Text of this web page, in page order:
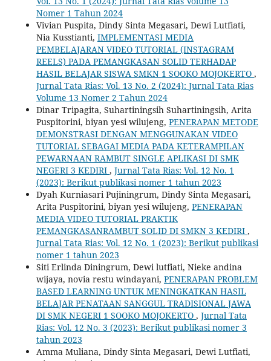
Nomer 1 Tahun 2024
Vivian Puspita, Dindy Sinta Megasari, Dewi Lutfiati,
Nia Kusstianti, IMPLEMENTASI MEDIA
PEMBELAJARAN VIDEO TUTORIAL (INSTAGRAM
REELS) PADA PEMANGKASAN SOLID TERHADAP
HASIL BELAJAR SISWA SMKN 1 SOOKO MOJOKERTO ,
Jurnal Tata Rias: Vol. 13 No. 2 (2024): Jurnal Tata Rias
Volume 13 Nomer 2 Tahun 2024
Dinar Tripagita, Suhartiningsih Suhartiningsih, Arita
Puspitorini, biyan yesi wilujeng, PENERAPAN METODE
DEMONSTRASI DENGAN MENGGUNAKAN VIDEO
TUTORIAL SEBAGAI MEDIA PADA KETERAMPILAN
PEWARNAAN RAMBUT SINGLE APLIKASI DI SMK
NEGERI 3 KEDIRI , Jurnal Tata Rias: Vol. 12 No. 1
(2023): Berikut publikasi nomer 1 tahun 2023
Dyah Kurniasari Pujiningrum, Dindy Sinta Megasari,
Arita Puspitorini, biyan yesi wilujeng, PENERAPAN
MEDIA VIDEO TUTORIAL PRAKTIK
PEMANGKASANRAMBUT SOLID DI SMKN 3 KEDIRI ,
Jurnal Tata Rias: Vol. 12 No. 1 (2023): Berikut publikasi
nomer 1 tahun 2023
Siti Erlinda Diningrum, Dewi lutfiati, Nieke andina
wijaya, novia restu windayani, PENERAPAN PROBLEM
BASED LEARNING UNTUK MENINGKATKAN HASIL
BELAJAR PENATAAN SANGGUL TRADISIONAL JAWA
DI SMK NEGERI 1 SOOKO MOJOKERTO , Jurnal Tata
Rias: Vol. 12 No. 3 (2023): Berikut publikasi nomer 3
tahun 2023
Amma Muliana, Dindy Sinta Megasari, Dewi Lutfiati,